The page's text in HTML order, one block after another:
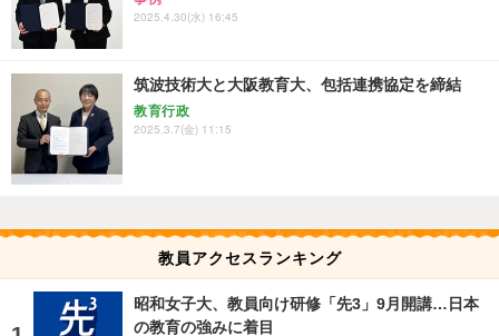
2025.4.30(水) 16:45
筑波技術大と大阪教育大、包括連携協定を締結
教育行政
2025.3.7(金) 11:15
教員アクセスランキング
昭和女子大、教員向け研修「先3」9月開講…日本
の教育の強みに着目